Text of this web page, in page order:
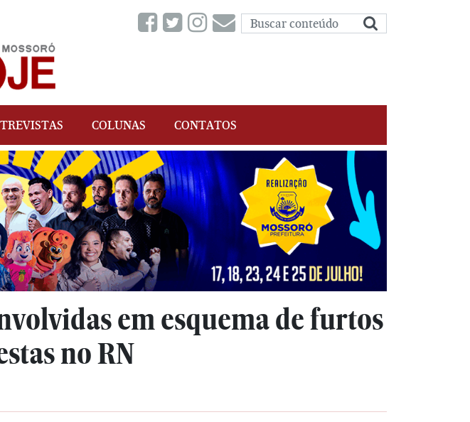
COLUNAS CONTATOS
em esquema de furtos
no RN